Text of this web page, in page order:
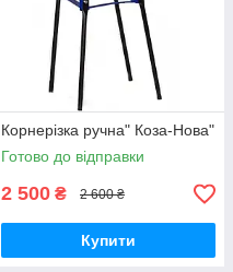
Корнерізка ручна" Коза-Нова"
Готово до відправки
2 500 ₴ 2 600 ₴
Купити